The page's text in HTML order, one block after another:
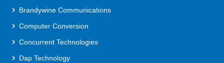
Brandywine Communications
Computer Conversion
Concurrent Technologies
Dap Technology